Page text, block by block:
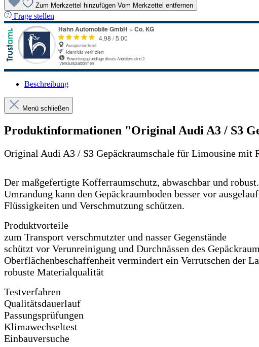
Zum Merkzettel hinzufügen Vom Merkzettel entfernen
Frage stellen
Beschreibung
Menü schließen
Produktinformationen "Original Audi A3 / S3
Original Audi A3 / S3 Gepäckraumschale für Limousine mit
Der maßgefertigte Kofferraumschutz, abwaschbar und
Umrandung kann den Gepäckraumboden besser vor
Flüssigkeiten und Verschmutzung schützen.
Produktvorteile
zum Transport verschmutzter und nasser Gegenstände
schützt vor Verunreinigung und Durchnässen des
Oberflächenbeschaffenheit vermindert ein Verrutschen der
robuste Materialqualität
Testverfahren
Qualitätsdauerlauf
Passungsprüfungen
Klimawechseltest
Einbauversuche